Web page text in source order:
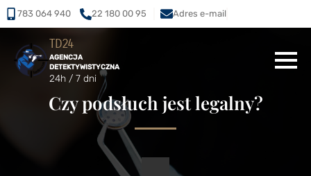
783 064 940 22 180 00 95 Adres e-mail
TD24
AGENCJA
DETEKTYWISTYCZNA
24h / 7 dni
Czy podsłuch jest legalny?